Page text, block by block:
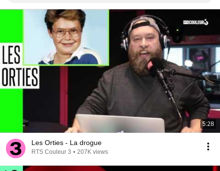
5:28
Les Orties - La drogue
RTS Couleur 3 • 207K views